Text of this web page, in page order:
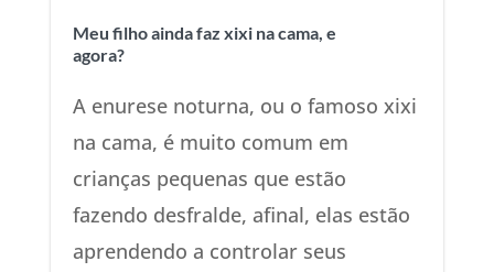
Meu filho ainda faz xixi na cama, e
agora?
A enurese noturna, ou o famoso xixi
na cama, é muito comum em
crianças pequenas que estão
fazendo desfralde, afinal, elas estão
aprendendo a controlar seus